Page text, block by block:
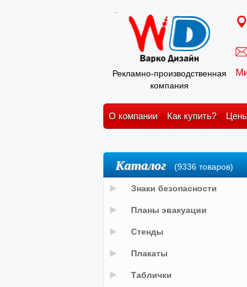
Рекламно-производственная
компания
О компании Как купить?
Каталог (9336 товаров)
Знаки безопасности
Планы эвакуации
Стенды
Плакаты
Таблички